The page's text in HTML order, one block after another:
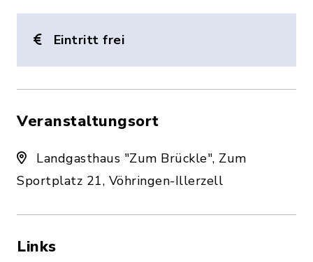
Eintritt frei
Veranstaltungsort
Landgasthaus "Zum Brückle", Zum
Sportplatz 21, Vöhringen-Illerzell
Links